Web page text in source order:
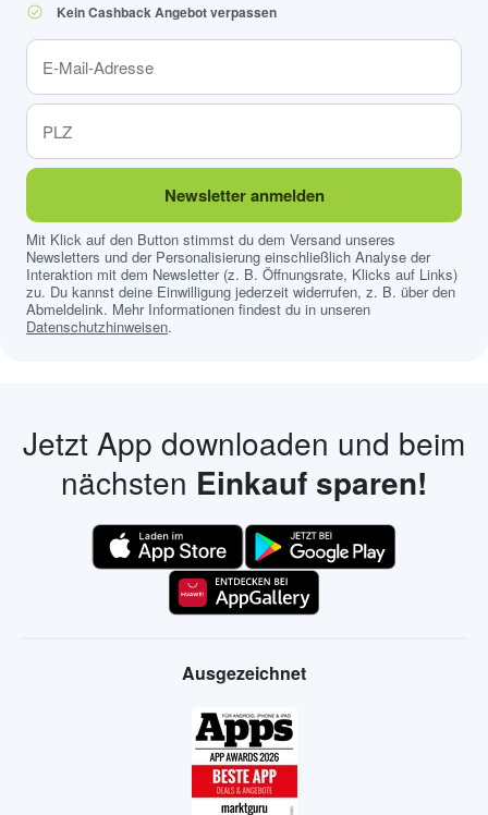
Kein Cashback Angebot verpassen
Newsletter anmelden
Mit Klick auf den Button stimmst du dem Versand unseres
Newsletters und der Personalisierung einschließlich Analyse der
Interaktion mit dem Newsletter (z. B. Öffnungsrate, Klicks auf Links)
zu. Du kannst deine Einwilligung jederzeit widerrufen, z. B. über den
Abmeldelink. Mehr Informationen findest du in unseren
Datenschutzhinweisen.
Jetzt App downloaden und beim
nächsten Einkauf sparen!
Ausgezeichnet